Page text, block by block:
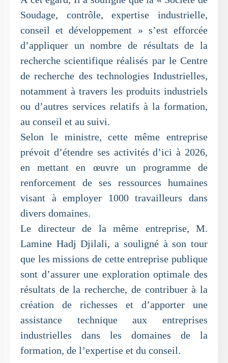
Soudage, contrôle, expertise industrielle,
conseil et développement » s’est efforcée
d’appliquer un nombre de résultats de la
recherche scientifique réalisés par le Centre
de recherche des technologies Industrielles,
notamment à travers les produits industriels
ou d’autres services relatifs à la formation,
au conseil et au suivi.
Selon le ministre, cette même entreprise
prévoit d’étendre ses activités d’ici à 2026,
en mettant en œuvre un programme de
renforcement de ses ressources humaines
visant à employer 1000 travailleurs dans
divers domaines.
Le directeur de la même entreprise, M.
Lamine Hadj Djilali, a souligné à son tour
que les missions de cette entreprise publique
sont d’assurer une exploration optimale des
résultats de la recherche, de contribuer à la
création de richesses et d’apporter une
assistance technique aux entreprises
industrielles dans les domaines de la
formation, de l’expertise et du conseil.